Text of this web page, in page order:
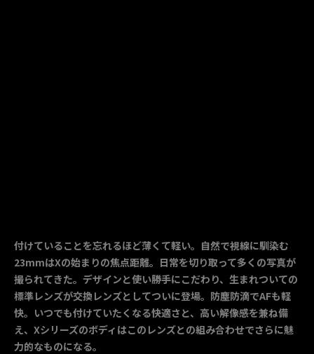
付けていることを忘れるほど薄くて軽い。自然で視線に馴染む
23mmはXの始まりの焦点距離。日常を切り取って多くの写真が
撮られてきた。デザインと使い勝手にこだわり、生まれついての
標準レンズが交換レンズとしてついに登場。防塵防滴でAFも軽
快。いつでも付けていたくなる快適さと、高い解像感を兼ね備
え、Xシリーズのボディはこのレンズとの組み合わせでさらに魅
力的なものになる。